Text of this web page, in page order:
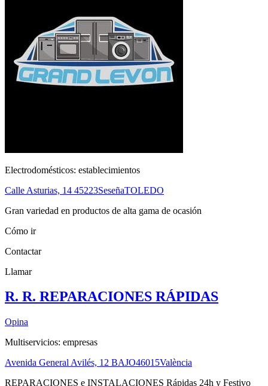
Electrodomésticos: establecimientos
Calle Asturias, 14 45223SeseñaTOLEDO
Gran variedad en productos de alta gama de ocasión
Cómo ir
Contactar
Llamar
R. R. REPARACIONES RÁPIDAS
Opina
Multiservicios: empresas
Avenida General Avilés, 12 BAJO46015València
REPARACIONES e INSTALACIONES Rápidas 24h y Festivo